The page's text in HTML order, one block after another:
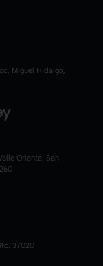
Miguel Hidalgo,
Oriente, San
37020